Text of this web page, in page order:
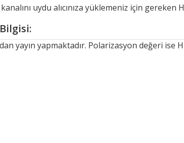
uydu alıcınıza yüklemeniz için gereken
yayın yapmaktadır. Polarizasyon değeri ise H